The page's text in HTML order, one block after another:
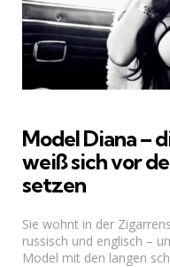
Model Diana –
weiß sich vor
setzen
Sie wohnt in der
russisch und englisch –
Model mit den langen